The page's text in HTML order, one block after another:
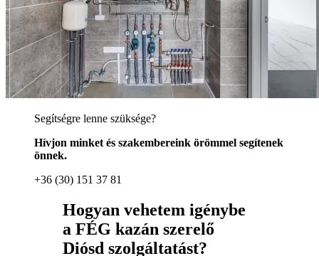
Segítségre lenne szüksége?
Hívjon minket és szakembereink örömmel segítenek
önnek.
+36 (30) 151 37 81
Hogyan vehetem igénybe
a FÉG kazán szerelő
Diósd szolgáltatást?